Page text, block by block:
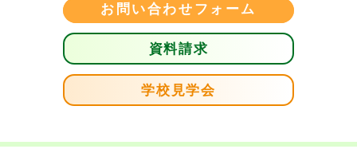
お問い合わせフォーム
資料請求
学校見学会